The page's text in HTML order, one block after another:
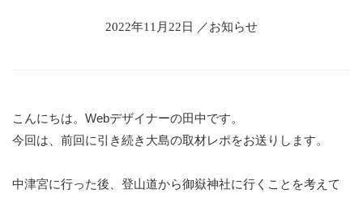
2022年11月22日 ／お知らせ
こんにちは。Webデザイナーの田中です。
今回は、前回に引き続き大島の取材レポをお送りします。
中津宮に行った後、登山道から御嶽神社に行くことを考えて